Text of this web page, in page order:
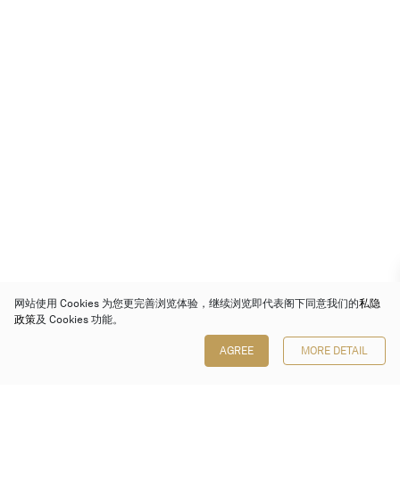
网站使用 Cookies 为您更完善浏览体验，继续浏览即代表阁下同意我们的私隐
政策及 Cookies 功能。
AGREE MORE DETAIL